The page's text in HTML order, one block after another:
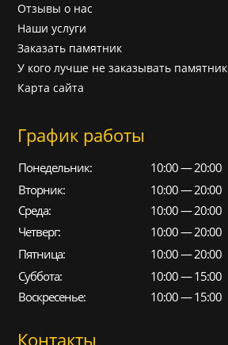
Отзывы о нас
Наши услуги
Заказать памятник
У кого лучше не заказывать памятник
Карта сайта
График работы
Понедельник:
10:00 — 20:00
Вторник:
10:00 — 20:00
Среда:
10:00 — 20:00
Четверг:
10:00 — 20:00
Пятница:
10:00 — 20:00
Суббота:
10:00 — 15:00
Воскресенье:
10:00 — 15:00
Контакты